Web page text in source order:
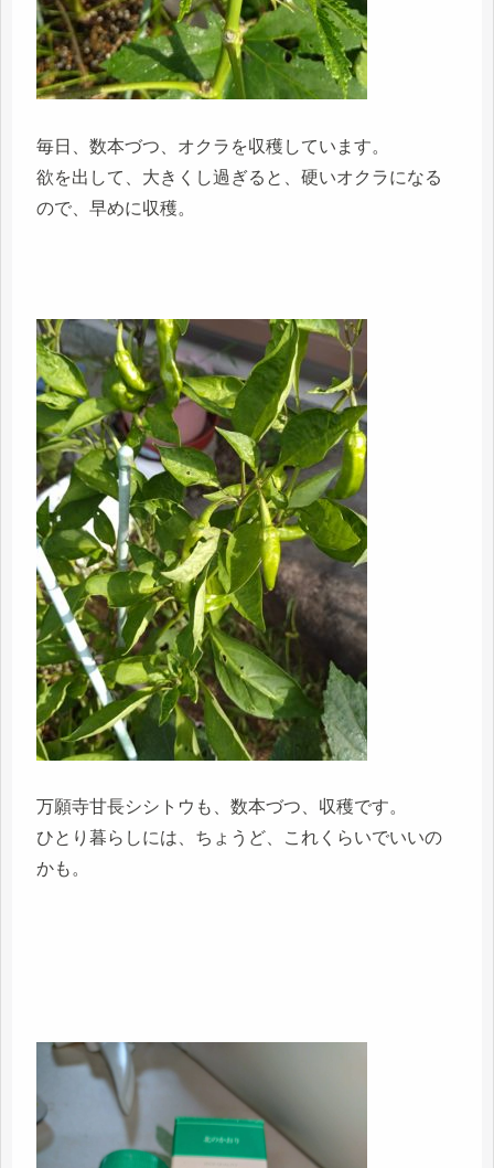
毎日、数本づつ、オクラを収穫しています。
欲を出して、大きくし過ぎると、硬いオクラになる
ので、早めに収穫。
万願寺甘長シシトウも、数本づつ、収穫です。
ひとり暮らしには、ちょうど、これくらいでいいの
かも。